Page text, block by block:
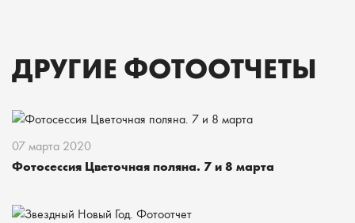
ДРУГИЕ ФОТООТЧЕТЫ
07 марта 2020
Фотосессия Цветочная поляна. 7 и 8 марта